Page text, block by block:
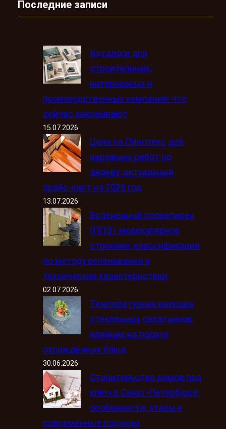
Последние записи
Каталоги для
строительных,
интерьерных и
производственных компаний: что
сейчас заказывают
15.07.2026
Цена на Пинотекс для
наружных работ по
дереву: актуальный
прайс-лист на 2026 год
13.07.2026
Вспененный полиэтилен
(ППЭ): молекулярное
строение, классификация
по методу вспенивания и
технические характеристики
02.07.2026
Температурная инерция
стеклянных салатников:
влияние на подачу
охлаждённых блюд
30.06.2026
Строительство домов под
ключ в Санкт-Петербурге:
особенности, этапы и
современные подходы